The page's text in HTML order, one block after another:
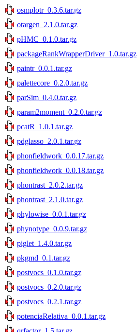
osmplotr_0.3.6.tar.gz
otargen_2.1.0.tar.gz
pHMC_0.1.0.tar.gz
packageRankWrapperDriver_1.0.tar.gz
paintr_0.0.1.tar.gz
palettecore_0.2.0.tar.gz
parSim_0.4.0.tar.gz
param2moment_0.2.0.tar.gz
pcatR_1.0.1.tar.gz
pdglasso_2.0.1.tar.gz
phonfieldwork_0.0.17.tar.gz
phonfieldwork_0.0.18.tar.gz
phontrast_2.0.2.tar.gz
phontrast_2.1.0.tar.gz
phylowise_0.0.1.tar.gz
phynotype_0.0.9.tar.gz
piglet_1.4.0.tar.gz
pkgmd_0.1.tar.gz
postvocs_0.1.0.tar.gz
postvocs_0.2.0.tar.gz
postvocs_0.2.1.tar.gz
potenciaRelativa_0.0.1.tar.gz